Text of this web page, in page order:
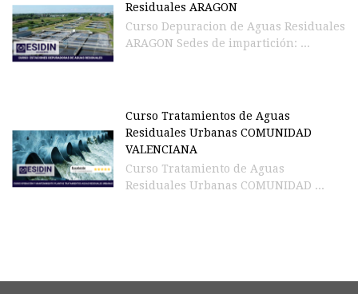
Residuales ARAGON
Curso Depuracion de Aguas Residuales
ARAGON Sedes de impartición: ...
Curso Tratamientos de Aguas
Residuales Urbanas COMUNIDAD
VALENCIANA
Curso Tratamiento de Aguas
Residuales Urbanas COMUNIDAD ...